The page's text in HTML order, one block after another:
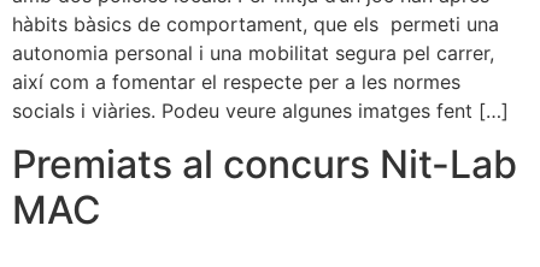
hàbits bàsics de comportament, que els permeti una
autonomia personal i una mobilitat segura pel carrer,
així com a fomentar el respecte per a les normes
socials i viàries. Podeu veure algunes imatges fent […]
Premiats al concurs Nit-Lab
MAC